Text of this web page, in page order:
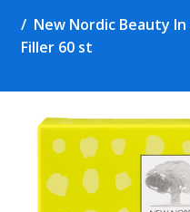
New Nordic Beauty
Filler 60 st